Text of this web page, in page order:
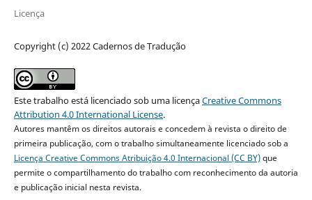
Licença
Copyright (c) 2022 Cadernos de Tradução
Este trabalho está licenciado sob uma licençaCreative Commons
Attribution 4.0 International License.
Autores mantêm os direitos autorais e concedem à revista o direito de
primeira publicação, com o trabalho simultaneamente licenciado sob a
Licença Creative Commons Atribuição 4.0 Internacional (CC BY)que
permite o compartilhamento do trabalho com reconhecimento da autoria
e publicação inicial nesta revista.